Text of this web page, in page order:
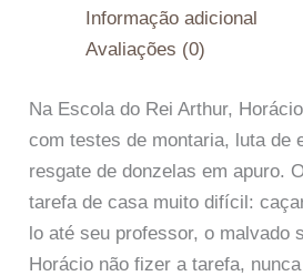
Informação adicional
Avaliações (0)
Na Escola do Rei Arthur,
com testes de montaria, luta de
resgate de donzelas em apuro.
tarefa de casa muito difícil:
lo até seu professor, o malvado
Horácio não fizer a tarefa,